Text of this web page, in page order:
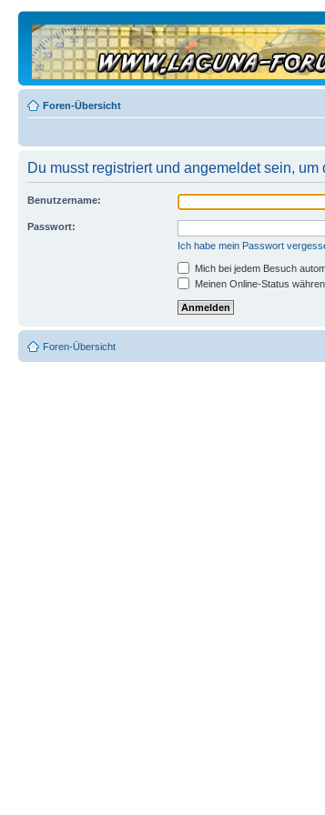
Foren-Übersicht
Du musst registriert und angemeldet sein,
Benutzername:
Passwort:
Ich habe mein Passwort
Mich bei jedem Besuch
Meinen Online-Status
Foren-Übersicht